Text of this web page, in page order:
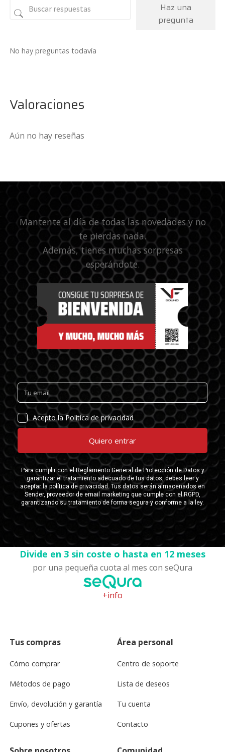
Haz una
pregunta
No hay preguntas todavía
Valoraciones
Aún no hay reseñas
Mantente al día de todas las novedades y no
te pierdas nada.
Además, tienes muchas sorpresas
esperándote.
Divide en 3 sin coste o hasta en 12 meses
por una pequeña cuota al mes con seQura
+info
Tus compras
Cómo comprar
Métodos de pago
Envío, devolución y garantía
Cupones y ofertas
Área personal
Centro de soporte
Lista de deseos
Tu cuenta
Contacto